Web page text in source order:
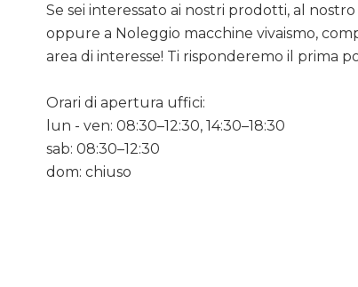
Se sei interessato ai nostri prodotti, al
oppure a Noleggio macchine vivaismo,
area di interesse! Ti risponderemo il prima
Orari di apertura uffici:
lun - ven: 08:30–12:30, 14:30–18:30
sab: 08:30–12:30
dom: chiuso